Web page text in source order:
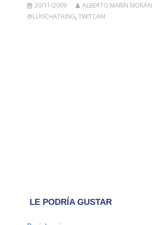
20/11/2009
ALBERTO MARÍN MORÁN
@LUISCHATAING, TWITCAM